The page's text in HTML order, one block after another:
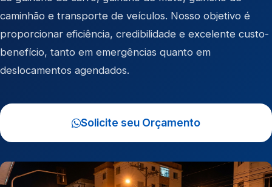
caminhão e transporte de veículos. Nosso objetivo é
proporcionar eficiência, credibilidade e excelente custo-
benefício, tanto em emergências quanto em
deslocamentos agendados.
Solicite seu Orçamento